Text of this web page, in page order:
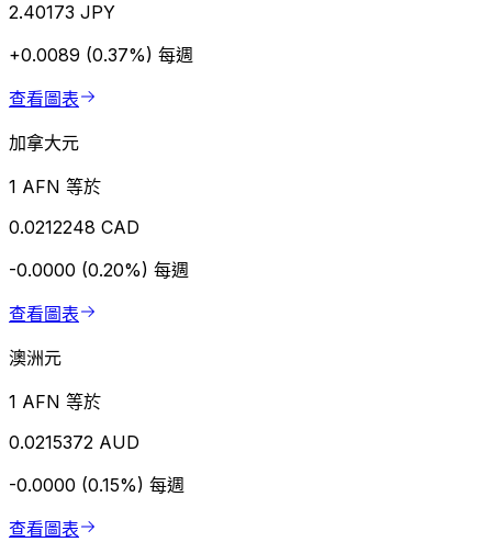
2.40173 JPY
+0.0089 (0.37%) 每週
查看圖表
加拿大元
1 AFN 等於
0.0212248 CAD
-0.0000 (0.20%) 每週
查看圖表
澳洲元
1 AFN 等於
0.0215372 AUD
-0.0000 (0.15%) 每週
查看圖表